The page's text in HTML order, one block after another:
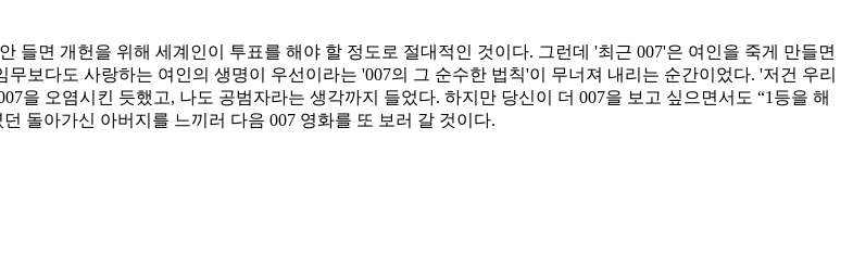
들면 개헌을 위해 세계인이 투표를 해야 할 정도로 절대적인 것이다. 그런데 '최근 007'은 여인을 죽게 만들면
보다도 사랑하는 여인의 생명이 우선이라는 '007의 그 순수한 법칙'이 무너져 내리는 순간이었다. '저건 우리
을 오염시킨 듯했고, 나도 공범자라는 생각까지 들었다. 하지만 당신이 더 007을 보고 싶으면서도 “1등을 해
돌아가신 아버지를 느끼러 다음 007 영화를 또 보러 갈 것이다.